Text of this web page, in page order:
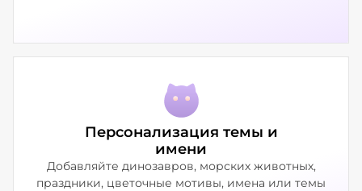
Персонализация темы и
имени
Добавляйте динозавров, морских животных,
праздники, цветочные мотивы, имена или темы